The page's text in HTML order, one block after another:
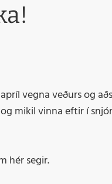
vegna veðurs og
mikil vinna eftir í
hér segir.